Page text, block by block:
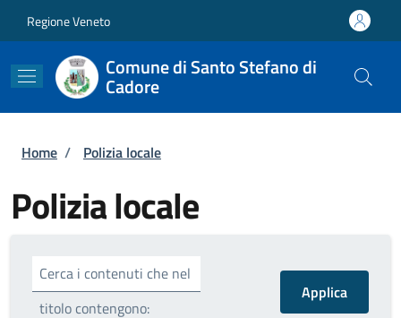
Regione Veneto
Comune di Santo Stefano di
Cadore
Briciole di pane
Home / Polizia locale
Polizia locale
Cerca i contenuti che nel
titolo contengono: